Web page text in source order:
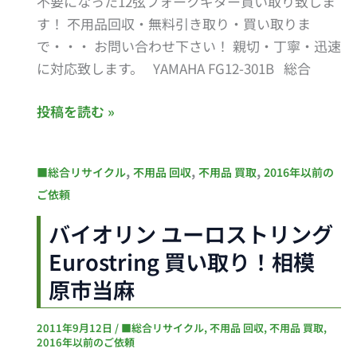
す！ 不用品回収・無料引き取り・買い取りま
で・・・ お問い合わせ下さい！ 親切・丁寧・迅速
に対応致します。 YAMAHA FG12-301B 総合
テ
ィ
ッ
ギ
買
い
取
り！
原
市
投稿を読む »
■総合リサイクル, 不用品 回収, 不用品 買取, 2016年以前の
ご依頼
バイオリン ユーロストリング
Eurostring 買い取り！相模
原市当麻
2011年9月12日 / ■総合リサイクル,不用品 回収,不用品 買取,
2016年以前のご依頼
バ
イ
オ
ー
ロ
ス